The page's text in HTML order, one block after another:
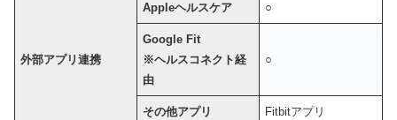
外部アプリ連携
Appleヘルスケア ○
Google Fit
※ヘルスコネクト経
由
○
その他アプリ Fitbitアプリ